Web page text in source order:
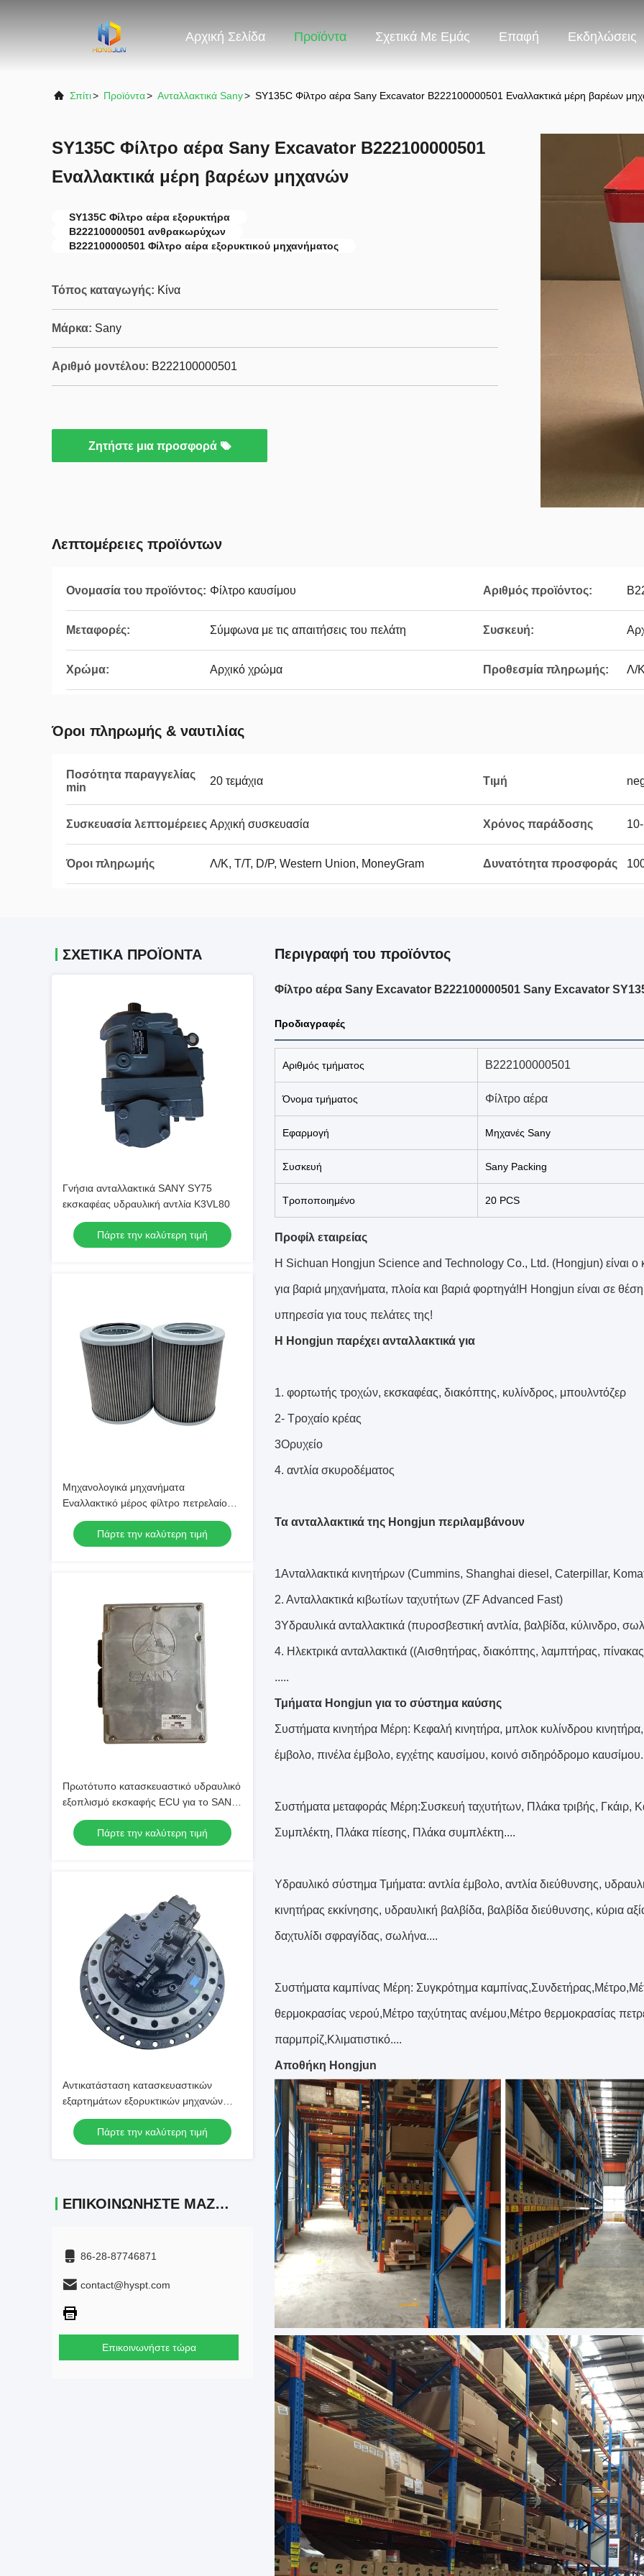
Αρχική Σελίδα Προϊόντα Σχετικά Με Εμάς Επαφή Εκδηλώσεις
Σπίτι> Προϊόντα> Ανταλλακτικά Sany> SY135C Φίλτρο αέρα Sany Excavator B222100000501 Εναλλακτικά μέρη βαρέων
SY135C Φίλτρο αέρα Sany Excavator B222100000501
Εναλλακτικά μέρη βαρέων μηχανών
SY135C Φίλτρο αέρα εξορυκτήρα
B222100000501 ανθρακωρύχων
Β222100000501 Φίλτρο αέρα εξορυκτικού μηχανήματος
Τόπος καταγωγής: Κίνα
Μάρκα: Sany
Αριθμό μοντέλου: Β222100000501
Ζητήστε μια προσφορά
Λεπτομέρειες προϊόντων
Ονομασία του προϊόντος: Φίλτρο καυσίμου Αριθμός προϊόντος:
Μεταφορές: Σύμφωνα με τις απαιτήσεις του πελάτη Συσκευή:
Χρώμα: Αρχικό χρώμα Προθεσμία πληρωμής: Λ/
Όροι πληρωμής & ναυτιλίας
Ποσότητα παραγγελίας
min
20 τεμάχια Τιμή
Συσκευασία λεπτομέρειες Αρχική συσκευασία Χρόνος παράδοσης
Όροι πληρωμής Λ/Κ, T/T, D/P, Western Union, MoneyGram Δυνατότητα προσφοράς
ΣΧΕΤΙΚΑ ΠΡΟΪΟΝΤΑ
Γνήσια ανταλλακτικά SANY SY75
εκσκαφέας υδραυλική αντλία K3VL80
Πάρτε την καλύτερη τιμή
Μηχανολογικά μηχανήματα
Εναλλακτικό μέρος φίλτρο πετρελαίου
60200363 Για εξορυκτήρα Sany
Πάρτε την καλύτερη τιμή
Πρωτότυπο κατασκευαστικό υδραυλικό
εξοπλισμό εκσκαφής ECU για το SANY
SY230
Πάρτε την καλύτερη τιμή
Αντικατάσταση κατασκευαστικών
εξαρτημάτων εξορυκτικών μηχανών
GM70
Πάρτε την καλύτερη τιμή
ΕΠΙΚΟΙΝΩΝΉΣΤΕ ΜΑΖΊ ΜΑΣ
86-28-87746871
contact@hyspt.com
Επικοινωνήστε τώρα
Περιγραφή του προϊόντος
Φίλτρο αέρα Sany Excavator B222100000501 Sany Excavator
Προδιαγραφές
Αριθμός τμήματος Β222100000501
Όνομα τμήματος Φίλτρο αέρα
Εφαρμογή Μηχανές Sany
Συσκευή Sany Packing
Τροποποιημένο 20 PCS
Προφίλ εταιρείας
Η Sichuan Hongjun Science and Technology Co., Ltd. (Hongjun) είναι ο
για βαριά μηχανήματα, πλοία και βαριά φορτηγά!Η Hongjun είναι σε
υπηρεσία για τους πελάτες της!
Η Hongjun παρέχει ανταλλακτικά για
1. φορτωτής τροχών, εκσκαφέας, διακόπτης, κυλίνδρος, μπουλντόζερ
2- Τροχαίο κρέας
3Ορυχείο
4. αντλία σκυροδέματος
Τα ανταλλακτικά της Hongjun περιλαμβάνουν
1Ανταλλακτικά κινητήρων (Cummins, Shanghai diesel, Caterpillar,
2. Ανταλλακτικά κιβωτίων ταχυτήτων (ZF Advanced Fast)
3Υδραυλικά ανταλλακτικά (πυροσβεστική αντλία, βαλβίδα, κύλινδρο,
4. Ηλεκτρικά ανταλλακτικά ((Αισθητήρας, διακόπτης, λαμπτήρας,
.....
Τμήματα Hongjun για το σύστημα καύσης
Συστήματα κινητήρα Μέρη: Κεφαλή κινητήρα, μπλοκ κυλίνδρου
έμβολο, πινέλα έμβολο, εγχέτης καυσίμου, κοινό σιδηρόδρομο
Συστήματα μεταφοράς Μέρη:Συσκευή ταχυτήτων, Πλάκα τριβής, Γκάιρ,
Συμπλέκτη, Πλάκα πίεσης, Πλάκα συμπλέκτη....
Υδραυλικό σύστημα Τμήματα: αντλία έμβολο, αντλία διεύθυνσης,
κινητήρας εκκίνησης, υδραυλική βαλβίδα, βαλβίδα διεύθυνσης, κύρια
δαχτυλίδι σφραγίδας, σωλήνα....
Συστήματα καμπίνας Μέρη: Συγκρότημα
θερμοκρασίας νερού,Μέτρο ταχύτητας ανέμου,Μέτρο θερμοκρασίας
παρμπρίζ,Κλιματιστικό....
Αποθήκη Hongjun